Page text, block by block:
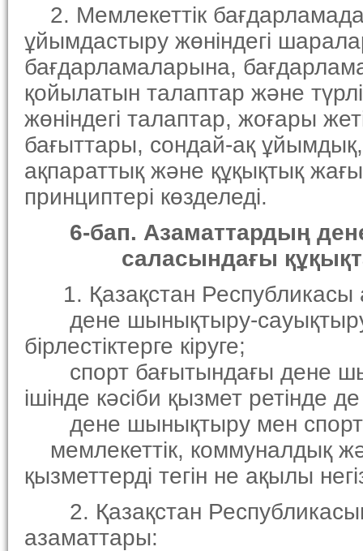
2. Мемлекеттiк
ұйымдастыру жөнiндегi
бағдарламаларына,
қойылатын талаптар және
жөнiндегi талаптар, жоғары
бағыттары, сондай-ақ
ақпараттық және құқықтық
принциптерi көзделедi.
6-бап. Азаматтардың
саласындағы
1. Қазақстан Республикасы
дене шынықтыру-сауықтыру
бiрлестiктерге кiруге;
спорт бағытындағы дене
iшiнде кәсiби қызмет ретiнде
дене шынықтыру мен
мемлекеттiк, коммуналдық
қызметтердi тегiн не ақылы
2. Қазақстан
азаматтары: